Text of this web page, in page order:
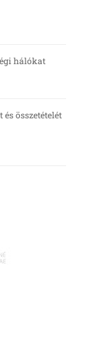
hálókat
összetételét